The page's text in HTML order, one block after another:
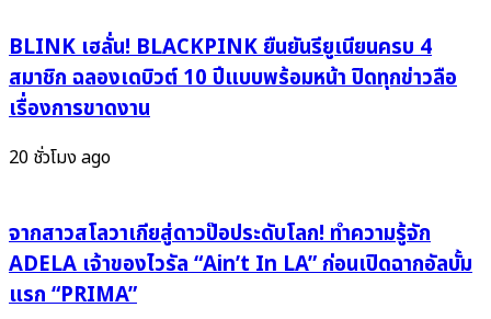
คน
BLINK เฮลั่น! BLACKPINK ยืนยันรียูเนียนครบ 4
สมาชิก ฉลองเดบิวต์ 10 ปีแบบพร้อมหน้า ปิดทุกข่าวลือ
เรื่องการขาดงาน
20 ชั่วโมง ago
จากสาวสโลวาเกียสู่ดาวป๊อประดับโลก! ทำความรู้จัก
ADELA เจ้าของไวรัล “Ain’t In LA” ก่อนเปิดฉากอัลบั้ม
แรก “PRIMA”